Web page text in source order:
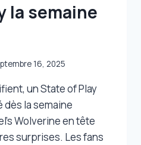
la semaine
16, 2025
un State of Play
la semaine
Wolverine en tête
surprises. Les fans